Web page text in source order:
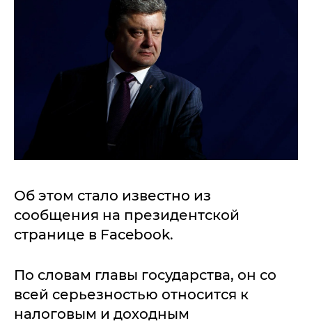
Об этом стало известно из
сообщения на президентской
странице в Facebook.
По словам главы государства, он со
всей серьезностью относится к
налоговым и доходным